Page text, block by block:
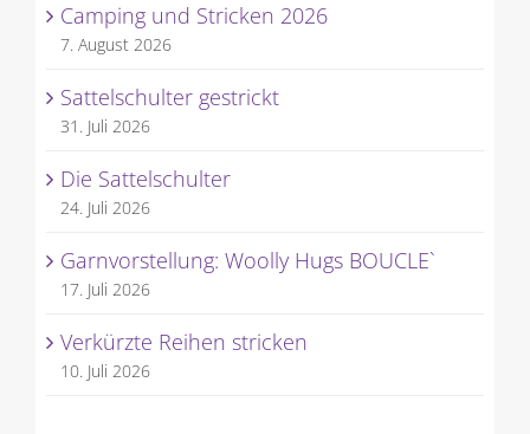
Camping und Stricken 2026
7. August 2026
Sattelschulter gestrickt
31. Juli 2026
Die Sattelschulter
24. Juli 2026
Garnvorstellung: Woolly Hugs BOUCLE`
17. Juli 2026
Verkürzte Reihen stricken
10. Juli 2026